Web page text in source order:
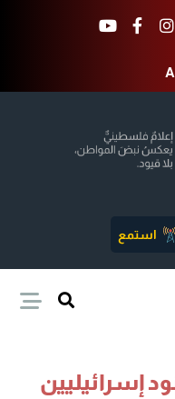
استمع
إسرائيليين